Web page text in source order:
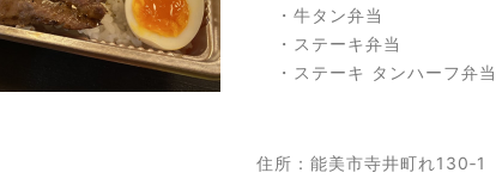
・牛タン弁当
・ステーキ弁当
・ステーキ タンハーフ弁当
住所：能美市寺井町れ130‐1